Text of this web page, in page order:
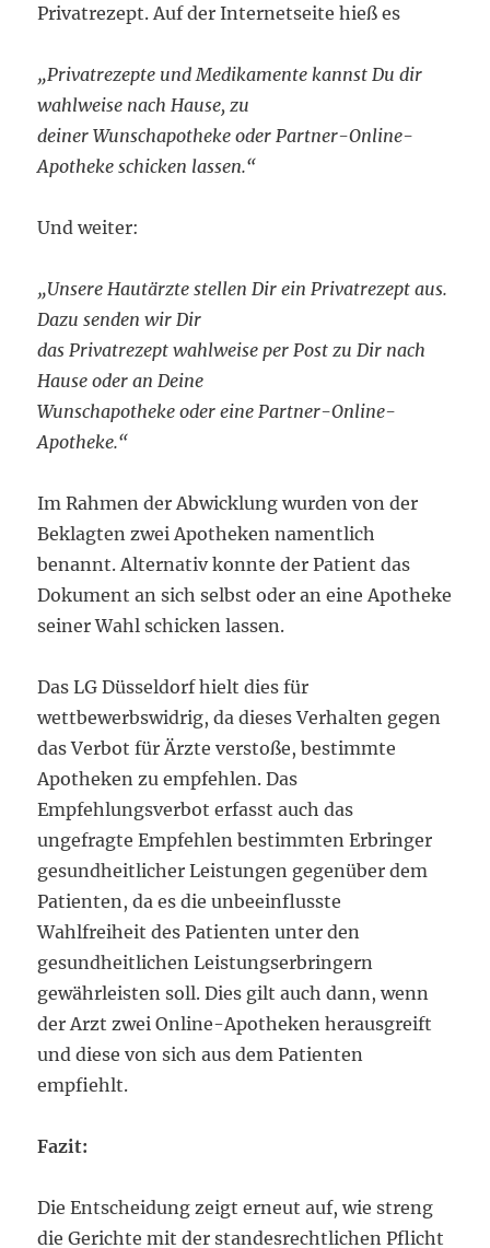
Privatrezept. Auf der Internetseite hieß es
„Privatrezepte und Medikamente kannst Du dir
wahlweise nach Hause, zu
deiner Wunschapotheke oder Partner-Online-
Apotheke schicken lassen.“
Und weiter:
„Unsere Hautärzte stellen Dir ein Privatrezept aus.
Dazu senden wir Dir
das Privatrezept wahlweise per Post zu Dir nach
Hause oder an Deine
Wunschapotheke oder eine Partner-Online-
Apotheke.“
Im Rahmen der Abwicklung wurden von der
Beklagten zwei Apotheken namentlich
benannt. Alternativ konnte der Patient das
Dokument an sich selbst oder an eine Apotheke
seiner Wahl schicken lassen.
Das LG Düsseldorf hielt dies für
wettbewerbswidrig, da dieses Verhalten gegen
das Verbot für Ärzte verstoße, bestimmte
Apotheken zu empfehlen. Das
Empfehlungsverbot erfasst auch das
ungefragte Empfehlen bestimmten Erbringer
gesundheitlicher Leistungen gegenüber dem
Patienten, da es die unbeeinflusste
Wahlfreiheit des Patienten unter den
gesundheitlichen Leistungserbringern
gewährleisten soll. Dies gilt auch dann, wenn
der Arzt zwei Online-Apotheken herausgreift
und diese von sich aus dem Patienten
empfiehlt.
Fazit:
Die Entscheidung zeigt erneut auf, wie streng
die Gerichte mit der standesrechtlichen Pflicht